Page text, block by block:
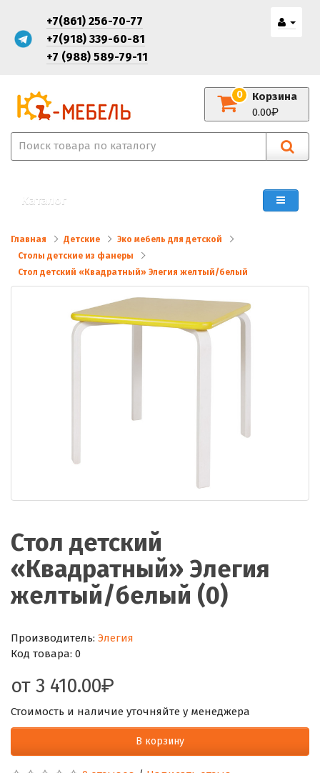
+7(861) 256-70-77
+7(918) 339-60-81
+7 (988) 589-79-11
Корзина
0
0.00
Каталог
Главная Детские
Эко мебель для детской
Столы детские из фанеры
Стол детский «Квадратный» Элегия желтый/белый
Стол детский
«Квадратный» Элегия
желтый/белый (0)
Производитель: Элегия
Код товара: 0
от 3 410.00
Стоимость и наличие уточняйте у менеджера
В корзину